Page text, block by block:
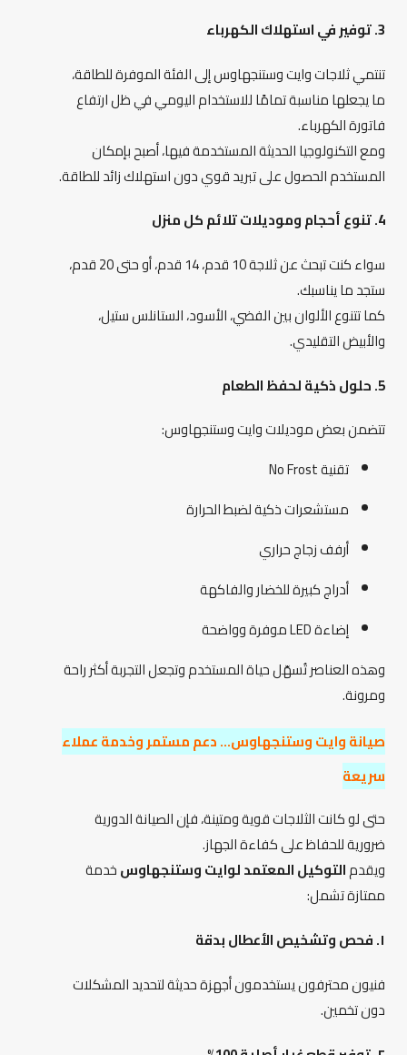
3. توفير في استهلاك الكهرباء
تنتمي ثلاجات وايت وستنجهاوس إلى الفئة الموفرة للطاقة،
ما يجعلها مناسبة تمامًا للاستخدام اليومي في ظل ارتفاع
فاتورة الكهرباء.
ومع التكنولوجيا الحديثة المستخدمة فيها، أصبح بإمكان
المستخدم الحصول على تبريد قوي دون استهلاك زائد للطاقة.
4. تنوع أحجام وموديلات تلائم كل منزل
سواء كنت تبحث عن ثلاجة 10 قدم، 14 قدم، أو حتى 20 قدم،
ستجد ما يناسبك.
كما تتنوع الألوان بين الفضي، الأسود، الستانلس ستيل،
والأبيض التقليدي.
5. حلول ذكية لحفظ الطعام
تتضمن بعض موديلات وايت وستنجهاوس:
تقنية No Frost
مستشعرات ذكية لضبط الحرارة
أرفف زجاج حراري
أدراج كبيرة للخضار والفاكهة
إضاءة LED موفرة وواضحة
وهذه العناصر تُسهّل حياة المستخدم وتجعل التجربة أكثر راحة
ومرونة.
صيانة وايت وستنجهاوس… دعم مستمر وخدمة عملاء
سريعة
حتى لو كانت الثلاجات قوية ومتينة، فإن الصيانة الدورية
ضرورية للحفاظ على كفاءة الجهاز.
ويقدمالتوكيل المعتمد لوايت وستنجهاوسخدمة
ممتازة تشمل:
فنيون محترفون يستخدمون أجهزة حديثة لتحديد المشكلات
دون تخمين.